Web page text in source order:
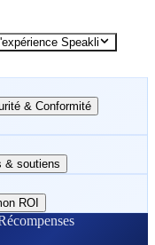
Speakli
& Conformité
& soutiens
ROI